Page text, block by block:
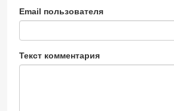
Email пользователя
Текст комментария